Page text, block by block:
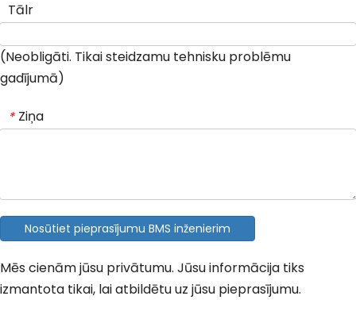
Tālr
(Neobligāti. Tikai steidzamu tehnisku problēmu
gadījumā)
* Ziņa
Nosūtiet pieprasījumu BMS inženierim
Mēs cienām jūsu privātumu. Jūsu informācija tiks
izmantota tikai, lai atbildētu uz jūsu pieprasījumu.